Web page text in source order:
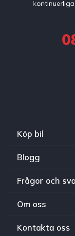
Köp bil
Blogg
Frågor och
Om oss
Kontakta oss